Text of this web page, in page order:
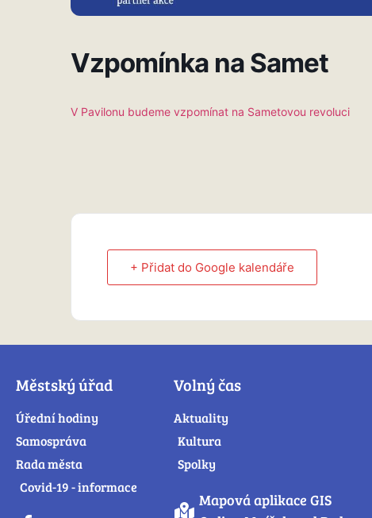
Vzpomínka na Samet
V Pavilonu budeme vzpomínat na Sametovou revoluci
+ Přidat do Google kalendáře
Městský úřad
Úřední hodiny
Samospráva
Rada města
Covid-19 - informace
Volný čas
Aktuality
Kultura
Spolky
Mapová aplikace GIS